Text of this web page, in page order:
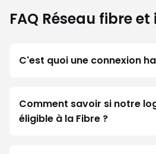
FAQ Réseau fibre
C'est quoi une connexion
Comment savoir si notre
éligible à la Fibre ?